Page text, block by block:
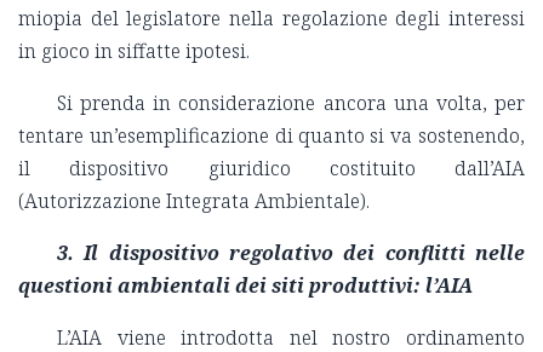
miopia del legislatore nella regolazione degli interessi
in gioco in siffatte ipotesi.
Si prenda in considerazione ancora una volta, per
tentare un’esemplificazione di quanto si va sostenendo,
il dispositivo giuridico costituito dall’AIA
(Autorizzazione Integrata Ambientale).
3. Il dispositivo regolativo dei conflitti nelle
questioni ambientali dei siti produttivi: l’AIA
L’AIA viene introdotta nel nostro ordinamento